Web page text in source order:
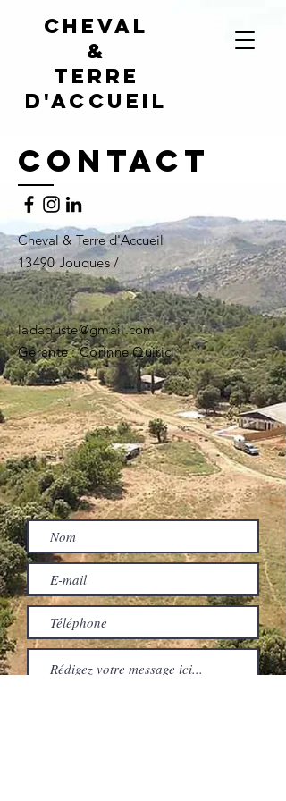
Cheval
&
terre
d'accueil
Contact
Cheval & Terre d'Accueil
13490 Jouques /
ladaouste@gmail.com
Gérante : Corinne Quirici